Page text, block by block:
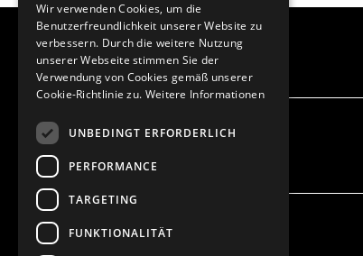
Wir verwenden Cookies, um die
Benutzerfreundlichkeit unserer Website zu
verbessern. Durch die weitere Nutzung
unserer Webseite stimmen Sie der
Verwendung von Cookies gemäß unserer
Cookie-Richtlinie zu. Weitere Informationen
UNBEDINGT ERFORDERLICH
PERFORMANCE
TARGETING
FUNKTIONALITÄT